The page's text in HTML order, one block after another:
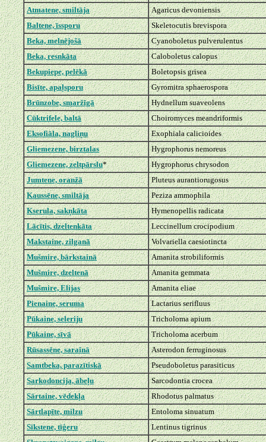
Atmatene, smiltāja
Agaricus devoniensis
Baltene, īssporu
Skeletocutis brevispora
Beka, melnējošā
Cyanoboletus pulverulentus
Beka, resnkāta
Caloboletus calopus
Bekupiepe, pelēkā
Boletopsis grisea
Bisīte, apaļsporu
Gyromitra sphaerospora
Brūnzobe, smaržīgā
Hydnellum suaveolens
Cūktrifele, baltā
Choiromyces meandriformis
Eksofiāla, nagliņu
Exophiala calicioides
Gliemezene, birztalas
Hygrophorus nemoreus
Gliemezene, zeltpārslu*
Hygrophorus chrysodon
Jumtene, oranžā
Pluteus aurantiorugosus
Kaussēne, smiltāja
Peziza ammophila
Kserula, sakņkāta
Hymenopellis radicata
Lācītis, dzeltenkāta
Leccinellum crocipodium
Makstaine, zilganā
Volvariella caesiotincta
Mušmire, bārkstainā
Amanita strobiliformis
Mušmire, dzeltenā
Amanita gemmata
Mušmire, Elijas
Amanita eliae
Pienaine, seruma
Lactarius serifluus
Pūkaine, seleriju
Tricholoma apium
Pūkaine, sīvā
Tricholoma acerbum
Rūsassēne, sarainā
Asterodon ferruginosus
Samtbeka, parazītiskā
Pseudoboletus parasiticus
Sarkodoncija, ābeļu
Sarcodontia crocea
Sārtaine, vēdekļa
Rhodotus palmatus
Sārtlapīte, milzu
Entoloma sinuatum
Sīkstene, tīģeru
Lentinus tigrinus